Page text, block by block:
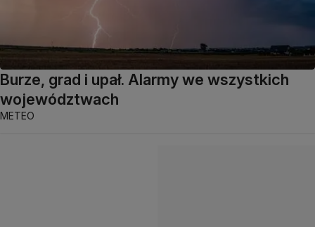
Burze, grad i upał. Alarmy we wszystkich
województwach
METEO